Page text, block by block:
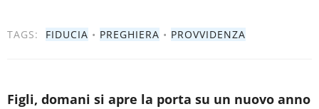
TAGS: FIDUCIA • PREGHIERA • PROVVIDENZA
Figli, domani si apre la porta su un nuovo anno